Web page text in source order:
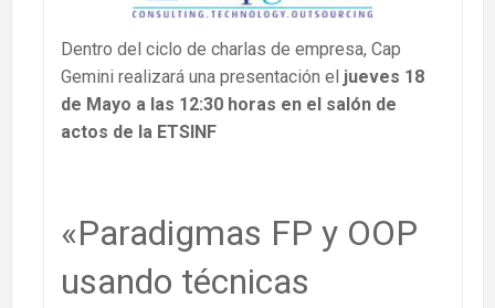
Dentro del ciclo de charlas de empresa, Cap
Gemini realizará una presentación el jueves 18
de Mayo a las 12:30 horas en el salón de
actos de la ETSINF
«Paradigmas FP y OOP
usando técnicas